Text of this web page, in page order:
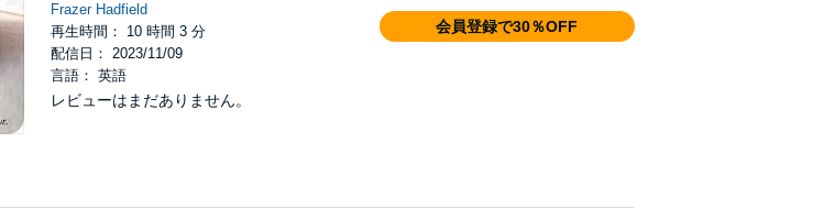
Frazer Hadfield
再生時間： 10 時間 3 分
配信日： 2023/11/09
言語： 英語
レビューはまだありません。
会員登録で30％OFF